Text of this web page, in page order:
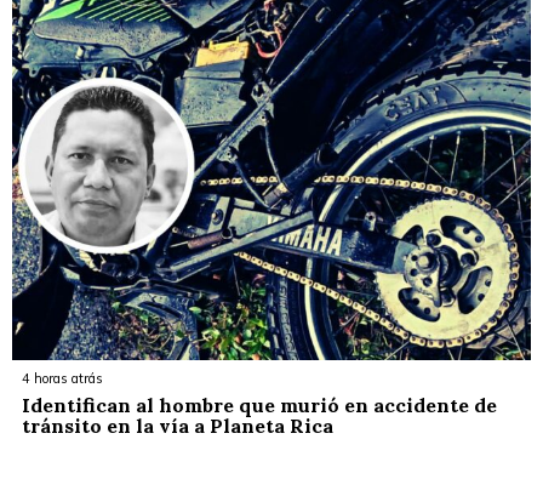
4 horas atrás
Identifican al hombre que murió en accidente de
tránsito en la vía a Planeta Rica